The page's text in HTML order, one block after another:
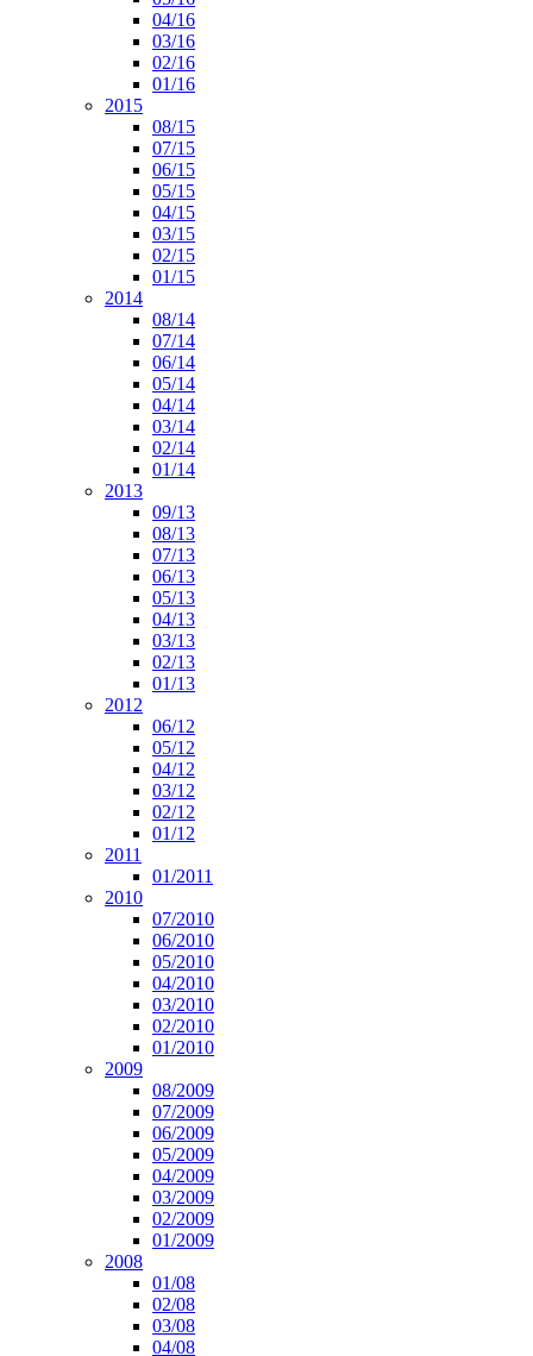
04/16
03/16
02/16
01/16
2015
08/15
07/15
06/15
05/15
04/15
03/15
02/15
01/15
2014
08/14
07/14
06/14
05/14
04/14
03/14
02/14
01/14
2013
09/13
08/13
07/13
06/13
05/13
04/13
03/13
02/13
01/13
2012
06/12
05/12
04/12
03/12
02/12
01/12
2011
01/2011
2010
07/2010
06/2010
05/2010
04/2010
03/2010
02/2010
01/2010
2009
08/2009
07/2009
06/2009
05/2009
04/2009
03/2009
02/2009
01/2009
2008
01/08
02/08
03/08
04/08